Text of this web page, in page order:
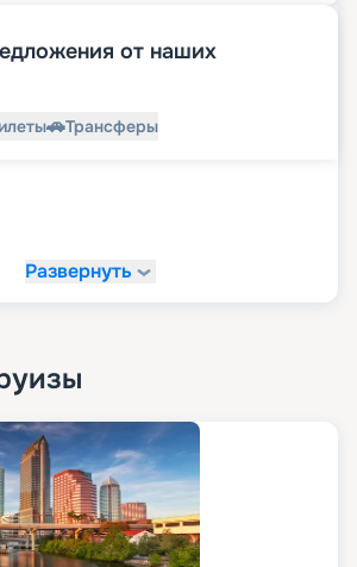
от наших
🚗Трансферы
Развернуть